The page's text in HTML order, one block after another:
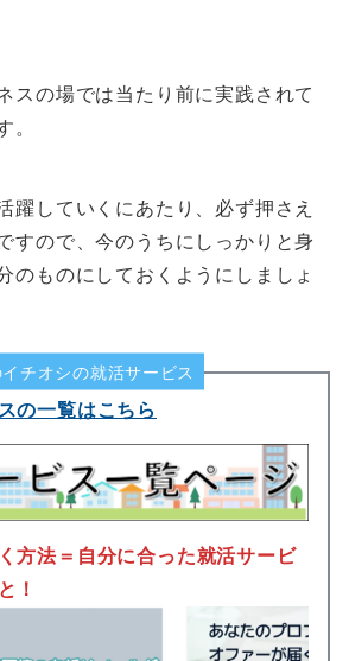
スの場では当たり前に実践されて
。
躍していくにあたり、必ず押さえ
すので、今のうちにしっかりと身
のものにしておくようにしましょ
チオシの就活サービス
の一覧はこちら
方法＝自分に合った就活サービ
！